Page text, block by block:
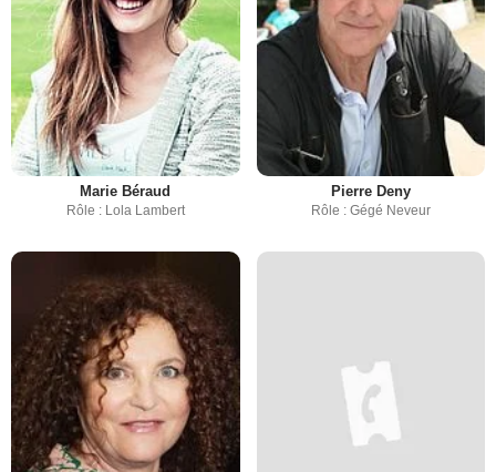
Marie Béraud
Rôle : Lola Lambert
Pierre Deny
Rôle : Gégé Neveur